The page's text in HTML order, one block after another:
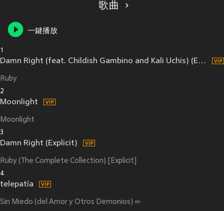
歌曲
一鍵播放
1
Damn Right (feat. Childish Gambino and Kali Uchis) (Explicit)
Ruby
2
Moonlight
Moonlight
3
Damn Right (Explicit)
Ruby (The Complete Collection) [Explicit]
4
telepatía
Sin Miedo (del Amor y Otros Demonios) ∞